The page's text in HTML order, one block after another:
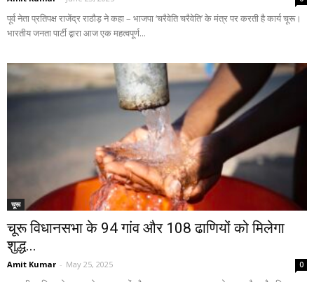
पूर्व नेता प्रतिपक्ष राजेंद्र राठौड़ ने कहा – भाजपा ‘चरैवेति चरैवेति’ के मंत्र पर करती है कार्य चूरू।
भारतीय जनता पार्टी द्वारा आज एक महत्वपूर्ण...
चूरू
चूरू विधानसभा के 94 गांव और 108 ढाणियों को मिलेगा
शुद्ध...
Amit Kumar - May 25, 2025 0